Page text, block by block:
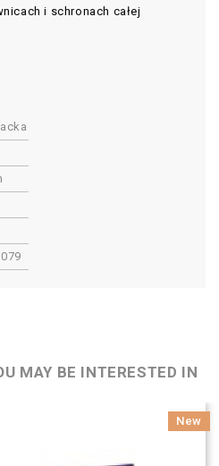
i schronach całej
MAY BE INTERESTED IN
New